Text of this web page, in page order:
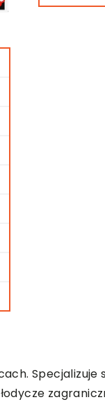
Specjalizuje